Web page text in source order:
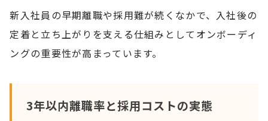
新入社員の早期離職や採用難が続くなかで、入社後の
定着と立ち上がりを支える仕組みとしてオンボーディ
ングの重要性が高まっています。
3年以内離職率と採用コストの実態